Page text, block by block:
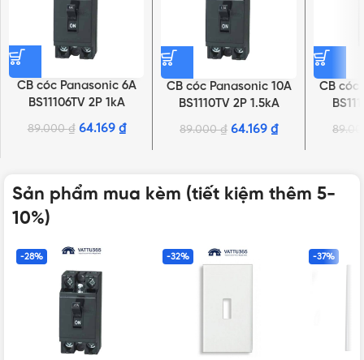
CB cóc Panasonic 6A
BS11106TV 2P 1kA
240VAC
89.000₫ 64.169 ₫
CB cóc Panasonic 10A
BS1110TV 2P 1.5kA
240VAC
89.000₫ 64.169₫
CB cóc
Sản phẩm mua kèm (tiết kiệm thêm 5-
10%)
-28% -32% -37%